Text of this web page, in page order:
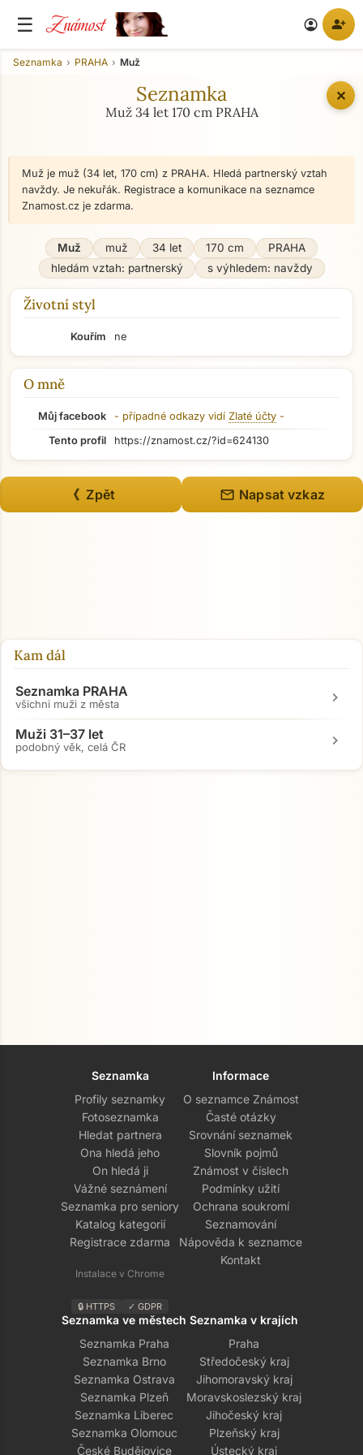
☰ Známost account_circle person_add
✕
Seznamka PRAHA Muž
Seznamka
Muž 34 let 170 cm PRAHA
Muž je muž (34 let, 170 cm) z PRAHA. Hledá partnerský vztah
navždy. Je nekuřák. Registrace a komunikace na seznamce
Znamost.cz je zdarma.
Muž muž 34 let 170 cm
PRAHA
hledám vztah: partnerský
s výhledem: navždy
Životní styl
Kouřím ne
O mně
Můj facebook - případné odkazy vidí Zlaté účty -
Tento profil
https://znamost.cz/?id=624130
《 Zpět mail Napsat vzkaz
Kam dál
Seznamka PRAHA
všichni muži z města chevron_right
Muži 31–37 let
podobný věk, celá ČR chevron_right
Seznamka
Profily seznamky
Fotoseznamka
Hledat partnera
Ona hledá jeho
On hledá ji
Vážné seznámení
Seznamka pro seniory
Katalog kategorií
Registrace zdarma
Instalace v Chrome
🔒 HTTPS ✓ GDPR
Informace
O seznamce Známost
Časté otázky
Srovnání seznamek
Slovník pojmů
Známost v číslech
Podmínky užití
Ochrana soukromí
Seznamování
Nápověda k seznamce
Kontakt
Seznamka ve městech
Seznamka Praha
Seznamka Brno
Seznamka Ostrava
Seznamka Plzeň
Seznamka Liberec
Seznamka Olomouc
České Budějovice
Seznamka v krajích
Praha
Středočeský kraj
Jihomoravský kraj
Moravskoslezský kraj
Jihočeský kraj
Plzeňský kraj
Ústecký kraj